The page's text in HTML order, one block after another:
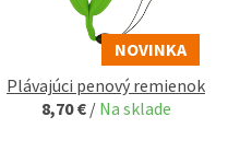
NOVINKA
Plávajúci penový remienok
8,70 € / Na sklade